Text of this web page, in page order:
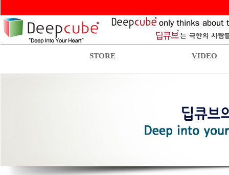
STORE VIDEO